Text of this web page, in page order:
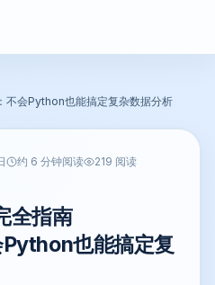
会Python也能搞定复杂数据分析
约 6 分钟阅读
219 阅读
全指南
Python也能搞定复